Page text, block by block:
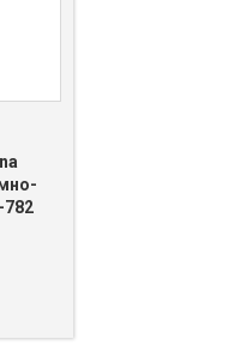
782